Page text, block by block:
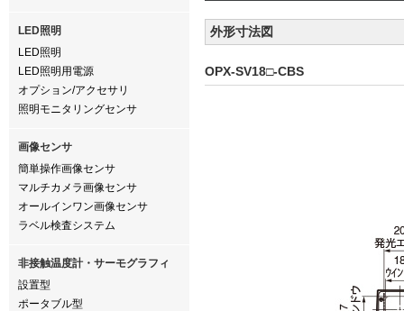
LED照明
LED照明
LED照明用電源
オプション/アクセサリ
照明モニタリングセンサ
画像センサ
簡単操作画像センサ
マルチカメラ画像センサ
オールインワン画像センサ
ラベル検査システム
非接触温度計・サーモグラフィ
設置型
ポータブル型
外形寸法図
OPX-SV18□-CBS